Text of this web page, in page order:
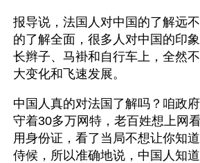
报导说，法国人对中国的了解远
的了解全面，很多人对中国的印象
长辫子、马褂和自行车上，全然
大变化和飞速发展。
中国人真的对法国了解吗？咱政
守着30多万网特，老百姓想上网
用身份证，看了当局不想让你知
侍候，所以准确地说，中国人知